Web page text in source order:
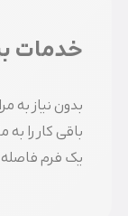
خدمات
بدون نیاز به
باقی کار را
یک فرم